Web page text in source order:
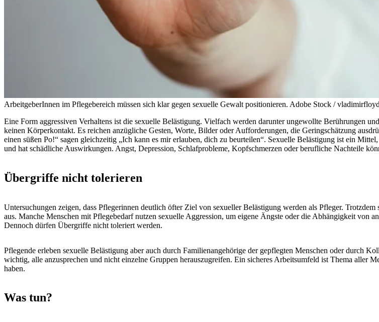
ArbeitgeberInnen im Pflegebereich müssen sich klar gegen sexuelle Gewalt positionieren. Adobe Stock / vladimirfloyd
Eine Form aggressiven Verhaltens ist die sexuelle Belästigung. Vielfach werden darunter ungewollte Berührungen
keinen Körperkontakt. Es reichen anzügliche Gesten, Worte, Bilder oder Aufforderungen, die Geringschätzung
einen süßen Po!“ sagen gleichzeitig „Ich kann es mir erlauben, dich zu beurteilen“. Sexuelle Belästigung ist ein
und hat schädliche Auswirkungen. Angst, Depression, Schlafprobleme, Kopfschmerzen oder berufliche Nachteile
Übergriffe nicht tolerieren
Untersuchungen zeigen, dass Pflegerinnen deutlich öfter Ziel von sexueller Belästigung werden als Pfleger.
aus. Manche Menschen mit Pflegebedarf nutzen sexuelle Aggression, um eigene Ängste oder die Abhängigkeit von
Dennoch dürfen Übergriffe nicht toleriert werden.
Pflegende erleben sexuelle Belästigung aber auch durch Familienangehörige der gepflegten Menschen oder durch
wichtig, alle anzusprechen und nicht einzelne Gruppen herauszugreifen. Ein sicheres Arbeitsumfeld ist Thema aller
haben.
Was tun?